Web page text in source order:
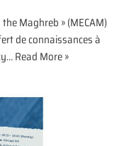
Maghreb » (MECAM)
de connaissances à
Read More »